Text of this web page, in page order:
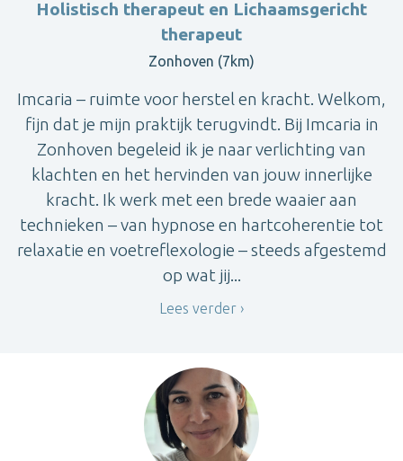
Holistisch therapeut en Lichaamsgericht
therapeut
Zonhoven (7km)
Imcaria – ruimte voor herstel en kracht. Welkom,
fijn dat je mijn praktijk terugvindt. Bij Imcaria in
Zonhoven begeleid ik je naar verlichting van
klachten en het hervinden van jouw innerlijke
kracht. Ik werk met een brede waaier aan
technieken – van hypnose en hartcoherentie tot
relaxatie en voetreflexologie – steeds afgestemd
op wat jij...
Lees verder